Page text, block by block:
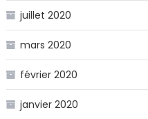
juillet 2020
mars 2020
février 2020
janvier 2020